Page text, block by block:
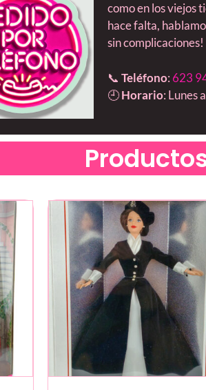
como en los viejos
hace falta,
sin complicaciones!
📞 Teléfono: 623
🕘Horario: Lunes